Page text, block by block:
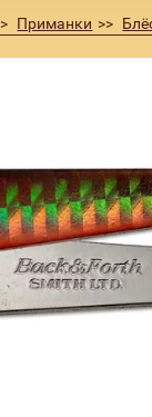
Приманки